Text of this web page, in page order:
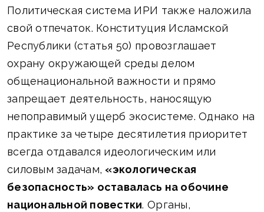
Политическая система ИРИ также наложила
свой отпечаток. Конституция Исламской
Республики (статья 50) провозглашает
охрану окружающей среды делом
общенациональной важности и прямо
запрещает деятельность, наносящую
непоправимый ущерб экосистеме. Однако на
практике за четыре десятилетия приоритет
всегда отдавался идеологическим или
силовым задачам, «экологическая
безопасность» оставалась на обочине
национальной повестки. Органы,